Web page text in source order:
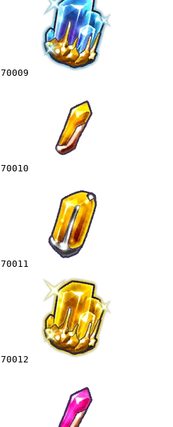
70009
70010
70011
70012